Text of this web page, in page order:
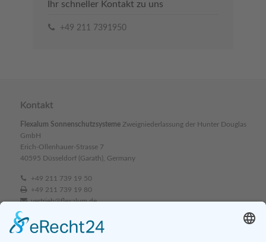
Ihr schneller Kontakt zu uns
+49 211 7391950
Kontakt
Flexalum SonnenschutzsystemeZweigniederlassung der Hunter Douglas
GmbH
Erich-Ollenhauer-Strasse 7
40595 Düsseldorf (Garath), Germany
+49 211 739 19 50
+49 211 739 19 80
vertrieb@flexalum.de
Produkte